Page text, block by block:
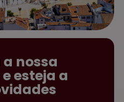
nossa
esteja a